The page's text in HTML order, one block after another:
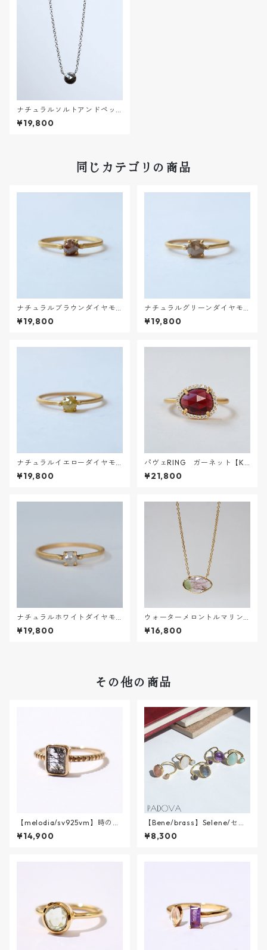
ナチュラルソルトアンドペッ
パーダイヤモンドNECKLACE
¥19,800
同じカテゴリの商品
ナチュラルブラウンダイヤモ
ンドRING【K18VERMEIL】
¥19,800
ナチュラルグリーンダイヤモ
ンドRING【K18VERMEIL】
¥19,800
ナチュラルイエローダイヤモ
ンドRING【K18VERMEIL】
¥19,800
パヴェRING ガーネット【K1
8VERMEIL】
¥21,800
ナチュラルホワイトダイヤモ
ンドRING【K18VERMEIL】
¥19,800
ウォーターメロントルマリンN
ECKLACE【K18VERMEIL】
¥16,800
その他の商品
【melodia/sv925vm】時のな
がれ || ブラックルチルクォー
ツ
¥14,900
【Bene/brass】Selene/セレ
ネ
¥8,300